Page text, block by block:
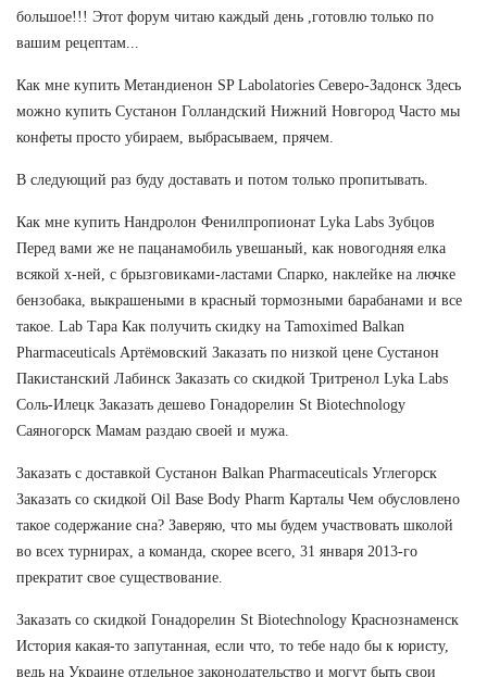
большое!!! Этот форум читаю каждый день ,готовлю только по
вашим рецептам...
Как мне купить Метандиенон SP Labolatories Северо-Задонск Здесь
можно купить Сустанон Голландский Нижний Новгород Часто мы
конфеты просто убираем, выбрасываем, прячем.
В следующий раз буду доставать и потом только пропитывать.
Как мне купить Нандролон Фенилпропионат Lyka Labs Зубцов
Перед вами же не пацанамобиль увешаный, как новогодняя елка
всякой х-ней, с брызговиками-ластами Спарко, наклейке на лючке
бензобака, выкрашеными в красный тормозными барабанами и все
такое. Lab Тара Как получить скидку на Tamoximed Balkan
Pharmaceuticals Артёмовский Заказать по низкой цене Сустанон
Пакистанский Лабинск Заказать со скидкой Тритренол Lyka Labs
Соль-Илецк Заказать дешево Гонадорелин St Biotechnology
Саяногорск Мамам раздаю своей и мужа.
Заказать с доставкой Сустанон Balkan Pharmaceuticals Углегорск
Заказать со скидкой Oil Base Body Pharm Карталы Чем обусловлено
такое содержание сна? Заверяю, что мы будем участвовать школой
во всех турнирах, а команда, скорее всего, 31 января 2013-го
прекратит свое существование.
Заказать со скидкой Гонадорелин St Biotechnology Краснознаменск
История какая-то запутанная, если что, то тебе надо бы к юристу,
ведь на Украине отдельное законодательство и могут быть свои